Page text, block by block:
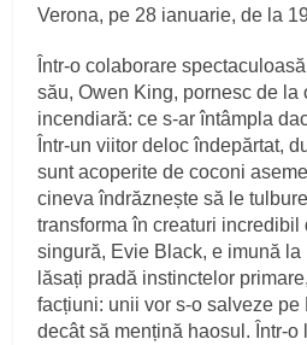
Verona, pe 28 ianuarie, de la
Într-o colaborare
său, Owen King, pornesc de la
incendiară: ce s-ar întâmpla
Într-un viitor deloc îndepărtat,
sunt acoperite de coconi
cineva îndrăznește să le
transforma în creaturi incredibil
singură, Evie Black, e imună
lăsați pradă instinctelor
facțiuni: unii vor s-o salveze pe
decât să mențină haosul. Într-o